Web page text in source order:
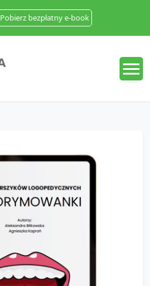
Pobierz bezpłatny e-book